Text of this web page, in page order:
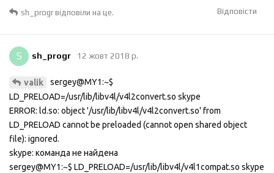
Відповісти
sh_progrвідповіли на це.
S sh_progr 12 жовт 2018 р.
valik
sergey@MY1:~$
LD_PRELOAD=/usr/lib/libv4l/v4l2convert.so skype
ERROR: ld.so: object '/usr/lib/libv4l/v4l2convert.so' from
LD_PRELOAD cannot be preloaded (cannot open shared object
file): ignored.
skype: команда не найдена
sergey@MY1:~$ LD_PRELOAD=/usr/lib/libv4l/v4l1compat.so skype